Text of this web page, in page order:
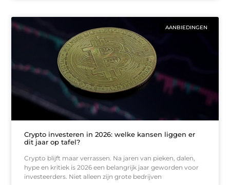
AANBIEDINGEN
Crypto investeren in 2026: welke kansen liggen er
dit jaar op tafel?
Crypto blijft maar verrassen. Na jaren van pieken, dalen,
hype en kritiek is 2026 een belangrijk jaar geworden voor
investeerders. Niet alleen zijn grote bedrijven